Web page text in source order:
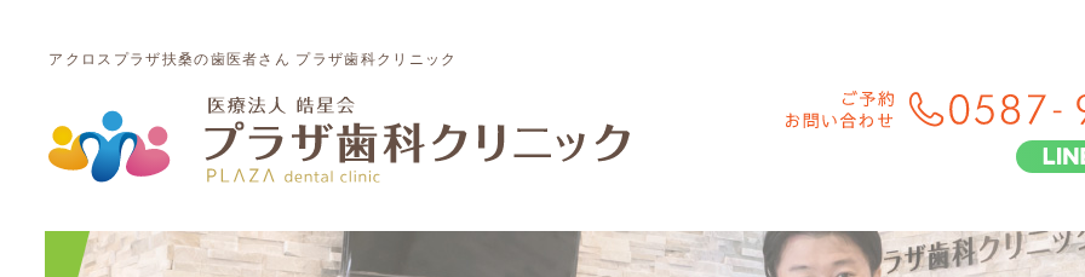
アクロスプラザ扶桑の歯医者さん プラザ歯科クリニック